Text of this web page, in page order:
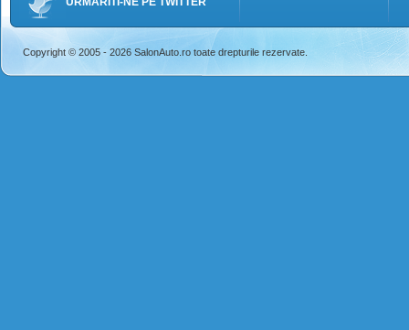
Copyright © 2005 - 2026 SalonAuto.ro toate drepturile rezervate.